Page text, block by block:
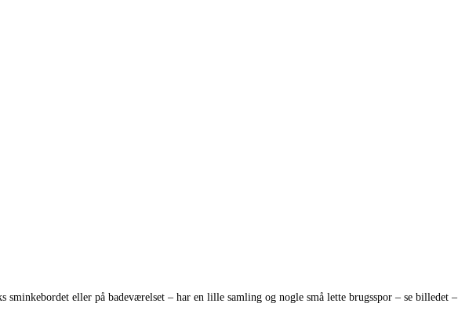
eller på badeværelset – har en lille samling og nogle små lette brugsspor – se billedet –